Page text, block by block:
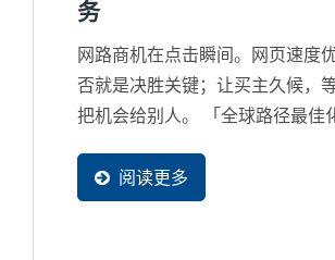
务
网路商机在点击瞬间。网页速度
否就是决胜关键；让买主久候，
把机会给别人。 「全球路径最佳
浏览您的网页时都能获得最佳连线
径，享受极速浏览体验。帮助企业
阅读更多